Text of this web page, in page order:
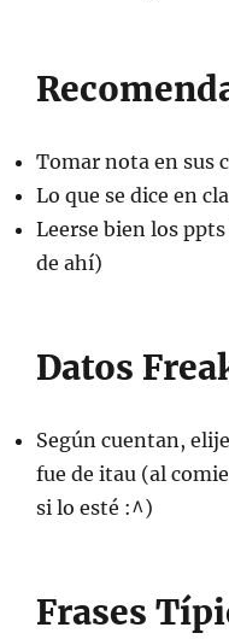
Tomar nota en sus
Lo que se dice en
Leerse bien los
de ahí)
Datos
Según cuentan,
fue de itau (al
si lo esté :^)
Frases